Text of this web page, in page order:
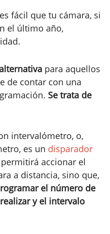
fácil que tu cámara, si
el último año,
para aquellos
de contar con una
Se trata de
intervalómetro, o,
es un disparador
accionar el
a distancia, sino que,
el número de
y el intervalo